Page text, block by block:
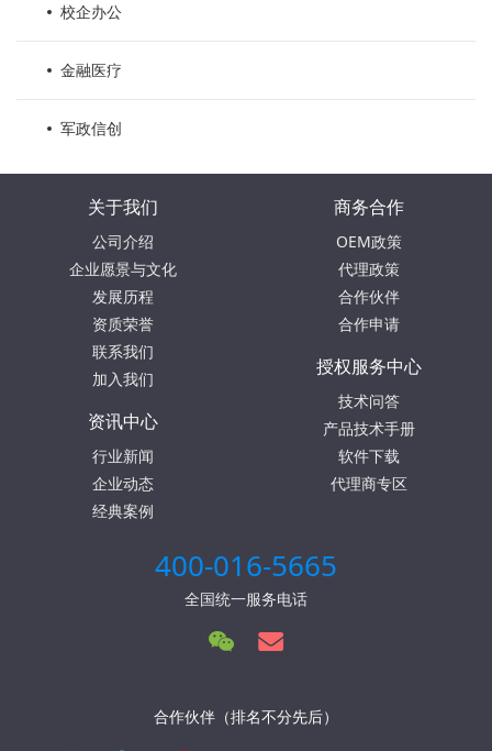
校企办公
金融医疗
军政信创
关于我们
公司介绍
企业愿景与文化
发展历程
资质荣誉
联系我们
加入我们
商务合作
OEM政策
代理政策
合作伙伴
合作申请
授权服务中心
技术问答
产品技术手册
软件下载
代理商专区
资讯中心
行业新闻
企业动态
经典案例
400-016-5665
全国统一服务电话
合作伙伴（排名不分先后）